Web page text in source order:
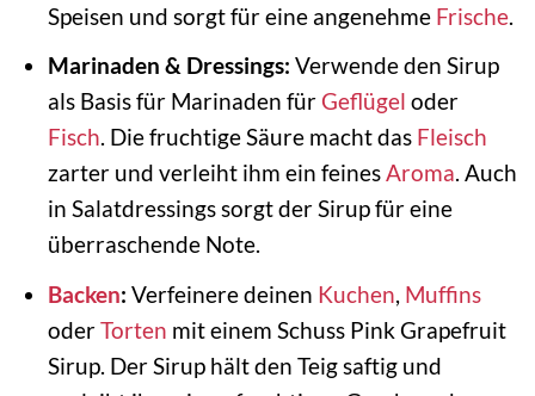
Speisen und sorgt für eine angenehme Frische.
Marinaden & Dressings: Verwende den Sirup
als Basis für Marinaden für Geflügel oder
Fisch. Die fruchtige Säure macht das Fleisch
zarter und verleiht ihm ein feinesAroma. Auch
in Salatdressings sorgt der Sirup für eine
überraschende Note.
Backen: Verfeinere deinen Kuchen Muffins
oderTorten mit einem Schuss Pink Grapefruit
Sirup. Der Sirup hält den Teig saftig und